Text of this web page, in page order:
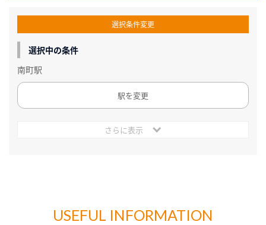
選択条件変更
選択中の条件
南町駅
駅を変更
さらに表示
USEFUL INFORMATION